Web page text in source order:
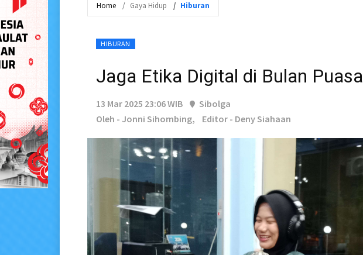
Home Gaya Hidup Hiburan
HIBURAN
Jaga Etika Digital di Bulan Puasa
13 Mar 2025 23:06 WIB
Sibolga
Oleh - Jonni Sihombing,
Editor - Deny Siahaan